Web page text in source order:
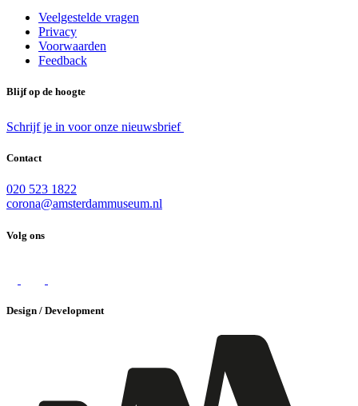
Veelgestelde vragen
Privacy
Voorwaarden
Feedback
Blijf op de hoogte
Schrijf je in voor onze nieuwsbrief
Contact
020 523 1822
corona@amsterdammuseum.nl
Volg ons
Design / Development